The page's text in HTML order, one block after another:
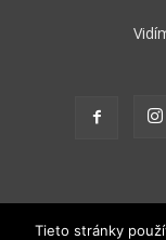
Tieto stránky